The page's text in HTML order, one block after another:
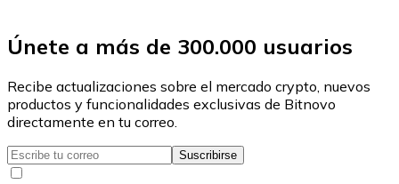
Únete a más de 300.000 usuarios
Recibe actualizaciones sobre el mercado crypto, nuevos
productos y funcionalidades exclusivas de Bitnovo
directamente en tu correo.
Suscribirse